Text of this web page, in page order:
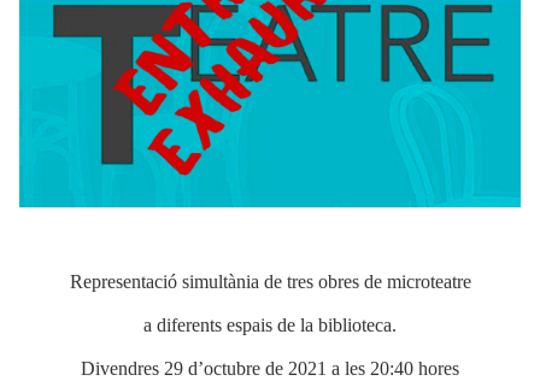
Representació simultània de tres obres de microteatre
a diferents espais de la biblioteca.
Divendres 29 d’octubre de 2021 a les 20:40 hores